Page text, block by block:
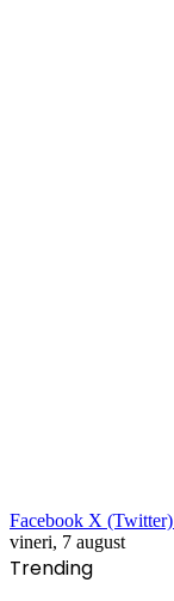
Facebook X (Twitter)
vineri, 7 august
Trending